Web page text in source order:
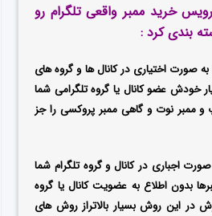
خرید ممبر واقعی تلگرام رو
بندی کرد :
صورت اختیاری در کانال ها و گروه های
خودش عضو کانال یا گروه تلگرامی شما
ممبر نوت و گاهی ممبر پروکسی را جز
اجباری در کانال و گروه تلگرام شما
بدون اطلاع به عضویت کانال یا گروه
در این روش بسیار بالاتراز روش های